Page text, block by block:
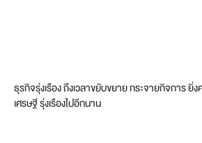
ธุรกิจรุ่งเรือง ถึงเวลาขยับขยาย กระจายกิจการ ยิ่
เศรษฐี รุ่งเรืองไปอีกนาน